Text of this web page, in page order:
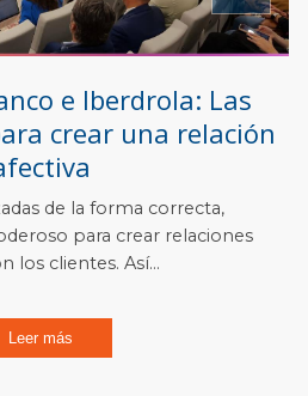
e Iberdrola: Las
crear una relación
de la forma correcta,
para crear relaciones
los clientes. Así...
Leer más